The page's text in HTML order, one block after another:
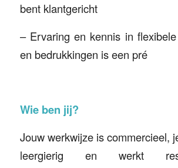
bent klantgericht
– Ervaring en kennis in
en bedrukkingen is een pré
Wie ben jij?
Jouw werkwijze is commercieel,
leergierig en werkt